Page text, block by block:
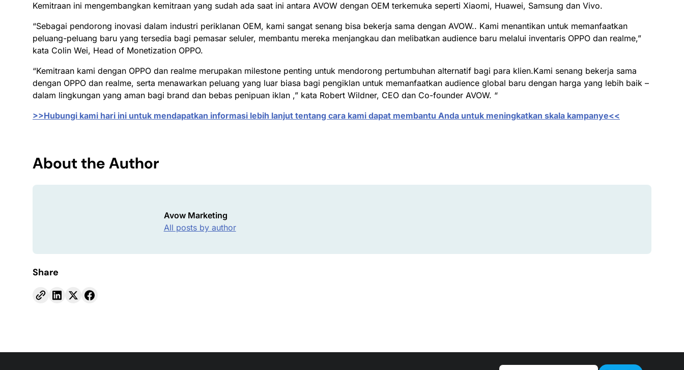
Kemitraan ini mengembangkan kemitraan yang sudah ada saat ini antara AVOW dengan OEM terkemuka seperti Xiaomi, Huawei, Samsung dan Vivo.
“Sebagai pendorong inovasi dalam industri periklanan OEM, kami sangat senang bisa bekerja sama dengan AVOW.. Kami menantikan untuk memanfaatkan
peluang-peluang baru yang tersedia bagi pemasar seluler, membantu mereka menjangkau dan melibatkan audience baru melalui inventaris OPPO dan realme,”
kata Colin Wei, Head of Monetization OPPO.
“Kemitraan kami dengan OPPO dan realme merupakan milestone penting untuk mendorong pertumbuhan alternatif bagi para klien.Kami senang bekerja sama
dengan OPPO dan realme, serta menawarkan peluang yang luar biasa bagi pengiklan untuk memanfaatkan audience global baru dengan harga yang lebih baik –
dalam lingkungan yang aman bagi brand dan bebas penipuan iklan ,” kata Robert Wildner, CEO dan Co-founder AVOW. “
>>Hubungi kami hari ini untuk mendapatkan informasi lebih lanjut tentang cara kami dapat membantu Anda untuk meningkatkan skala kampanye<<
About the Author
Avow Marketing
All posts by author
Share